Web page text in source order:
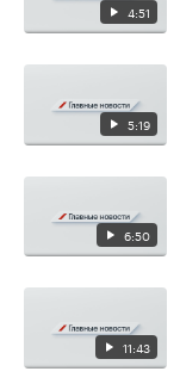
4:51
5:19
6:50
11:43